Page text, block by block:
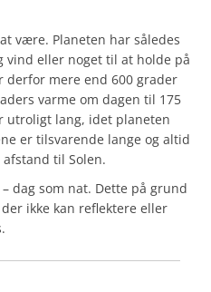
være. Planeten har således
vind eller noget til at holde på
derfor mere end 600 grader
varme om dagen til 175
utroligt lang, idet planeten
er tilsvarende lange og altid
til Solen.
dag som nat. Dette på grund
ikke kan reflektere eller